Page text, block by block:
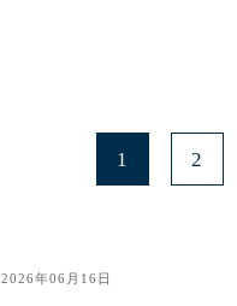
1 2
2026年06月16日